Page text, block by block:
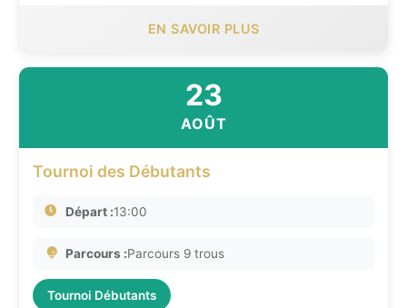
EN SAVOIR PLUS
23
AOÛT
Tournoi des Débutants
Départ :13:00
Parcours :Parcours 9 trous
Tournoi Débutants